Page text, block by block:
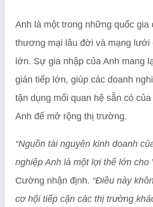
Anh là một trong những quốc gia
thương mại lâu đời và mạng lưới
lớn. Sự gia nhập của Anh mang
gián tiếp lớn, giúp các doanh
tận dụng mối quan hệ sẵn có
Anh để mở rộng thị trường.
“Nguồn tài nguyên kinh doanh
nghiệp Anh là một lợi thế lớn cho
Cường nhận định. “Điều này
cơ hội tiếp cận các thị trường